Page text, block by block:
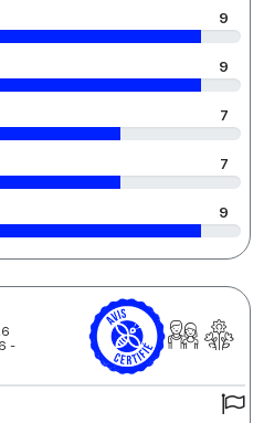
9
9
7
7
9
-